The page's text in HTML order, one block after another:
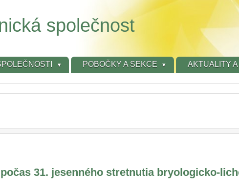
společnost
POBOČKY A SEKCE AKTUALITY
31. jesenného stretnutia bryologicko-